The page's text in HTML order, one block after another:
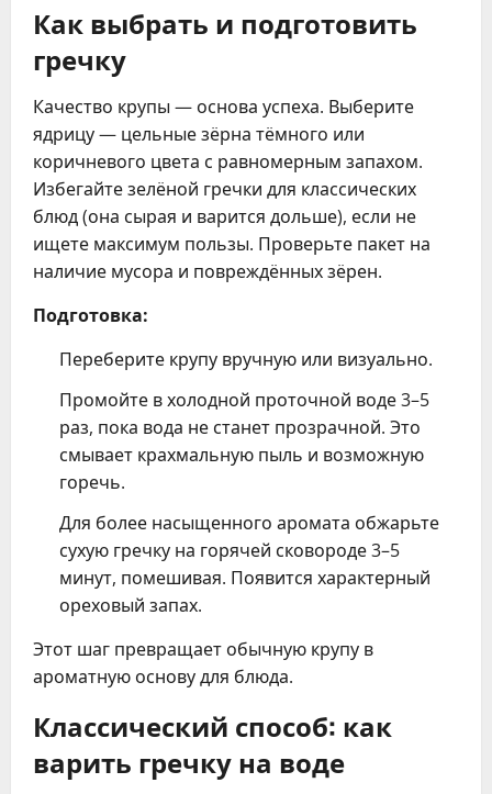
Как выбрать и подготовить
гречку
Качество крупы — основа успеха. Выберите
ядрицу — цельные зёрна тёмного или
коричневого цвета с равномерным запахом.
Избегайте зелёной гречки для классических
блюд (она сырая и варится дольше), если не
ищете максимум пользы. Проверьте пакет на
наличие мусора и повреждённых зёрен.
Подготовка:
Переберите крупу вручную или визуально.
Промойте в холодной проточной воде 3–5
раз, пока вода не станет прозрачной. Это
смывает крахмальную пыль и возможную
горечь.
Для более насыщенного аромата обжарьте
сухую гречку на горячей сковороде 3–5
минут, помешивая. Появится характерный
ореховый запах.
Этот шаг превращает обычную крупу в
ароматную основу для блюда.
Классический способ: как
варить гречку на воде